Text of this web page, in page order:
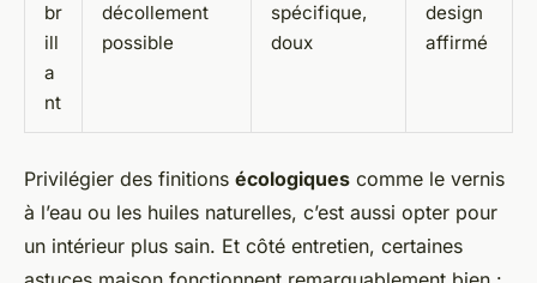
br
ill
a
nt
décollement
possible
spécifique,
doux
design
affirmé
Privilégier des finitions écologiques comme le vernis
à l’eau ou les huiles naturelles, c’est aussi opter pour
un intérieur plus sain. Et côté entretien, certaines